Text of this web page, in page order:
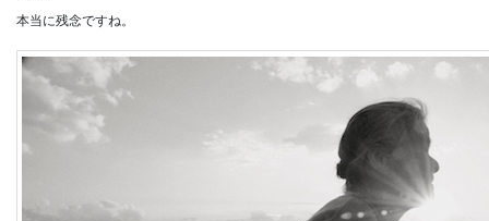
本当に残念ですね。